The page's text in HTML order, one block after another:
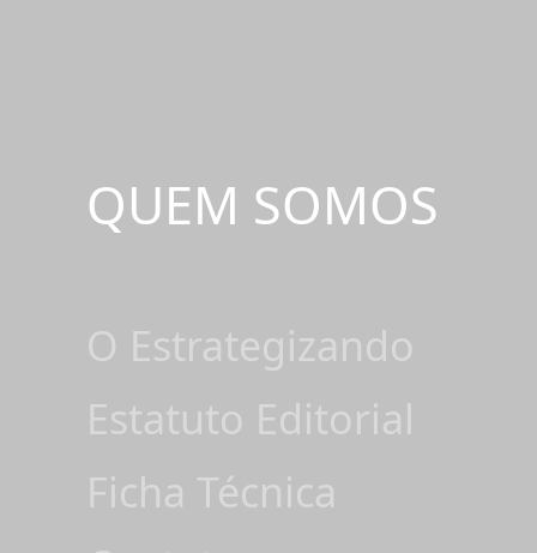
QUEM SOMOS
O Estrategizando
Estatuto Editorial
Ficha Técnica